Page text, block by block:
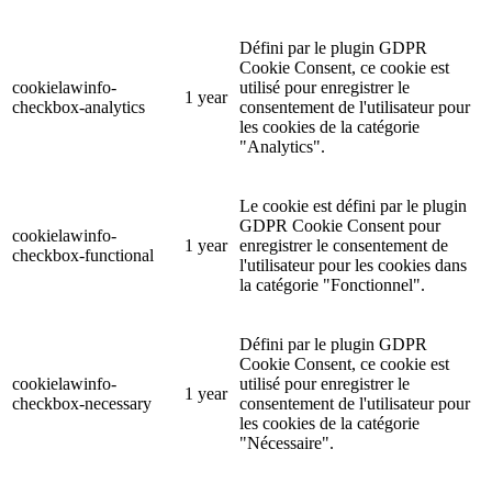
cookielawinfo-
checkbox-analytics
1 year
Défini par le plugin GDPR
Cookie Consent, ce cookie est
utilisé pour enregistrer le
consentement de l'utilisateur pour
les cookies de la catégorie
"Analytics".
cookielawinfo-
checkbox-functional
1 year
Le cookie est défini par le plugin
GDPR Cookie Consent pour
enregistrer le consentement de
l'utilisateur pour les cookies dans
la catégorie "Fonctionnel".
cookielawinfo-
checkbox-necessary
1 year
Défini par le plugin GDPR
Cookie Consent, ce cookie est
utilisé pour enregistrer le
consentement de l'utilisateur pour
les cookies de la catégorie
"Nécessaire".